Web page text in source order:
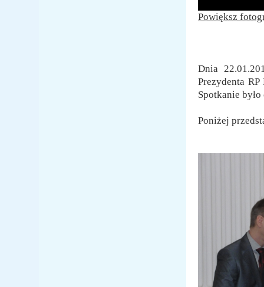
Powiększ
Dnia
Prezydenta
Spotkanie
Poniżej